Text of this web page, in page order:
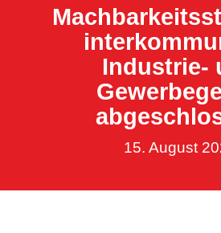
Industrie-
15. August